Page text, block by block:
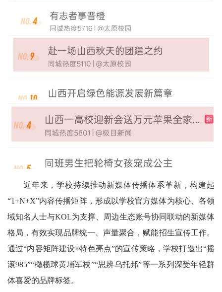
近年来，学校持续推动新媒体传播体系革新，构建起
“1+N+X”内容传播矩阵，形成以学校官方媒体为核心、各领
域知名人士与KOL为支撑、周边生态账号协同联动的新媒体
格局，有效实现品牌统一、声量聚合，赋能招生宣传工作。
通过“内容矩阵建设×特色亮点”的宣传策略，学校打造出“摇
滚985”“橄榄球黄埔军校”“思辨乌托邦”等一系列深受年轻群
体喜爱的品牌标签。